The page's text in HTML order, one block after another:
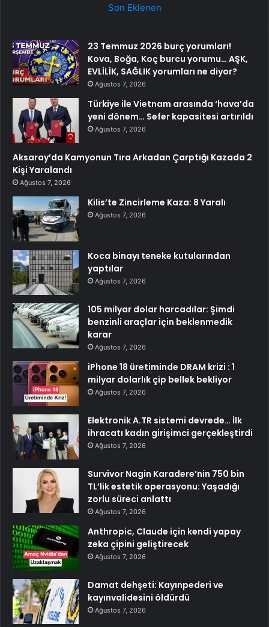
Son Eklenen
23 Temmuz 2026 burç yorumları!
Kova, Boğa, Koç burcu yorumu… AŞK,
EVLİLİK, SAĞLIK yorumları ne diyor?
Ağustos 7, 2026
Türkiye ile Vietnam arasında ‘hava’da
yeni dönem… Sefer kapasitesi artırıldı
Ağustos 7, 2026
Aksaray’da Kamyonun Tıra Arkadan Çarptığı Kazada 2
Kişi Yaralandı
Ağustos 7, 2026
Kilis’te Zincirleme Kaza: 8 Yaralı
Ağustos 7, 2026
Koca binayı teneke kutularından
yaptılar
Ağustos 7, 2026
105 milyar dolar harcadılar: Şimdi
benzinli araçlar için beklenmedik
karar
Ağustos 7, 2026
iPhone 18 üretiminde DRAM krizi : 1
milyar dolarlık çip bellek bekliyor
Ağustos 7, 2026
Elektronik A.TR sistemi devrede… İlk
ihracatı kadın girişimci gerçekleştirdi
Ağustos 7, 2026
Survivor Nagin Karadere’nin 750 bin
TL’lik estetik operasyonu: Yaşadığı
zorlu süreci anlattı
Ağustos 7, 2026
Anthropic, Claude için kendi yapay
zeka çipini geliştirecek
Ağustos 7, 2026
Damat dehşeti: Kayınpederi ve
kayınvalidesini öldürdü
Ağustos 7, 2026